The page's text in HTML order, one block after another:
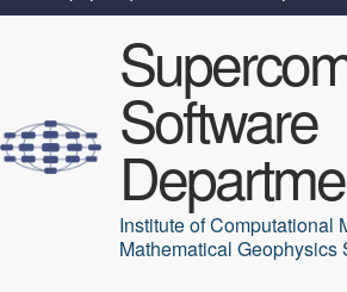
Software
Institute of Computational
Mathematical Geophysics